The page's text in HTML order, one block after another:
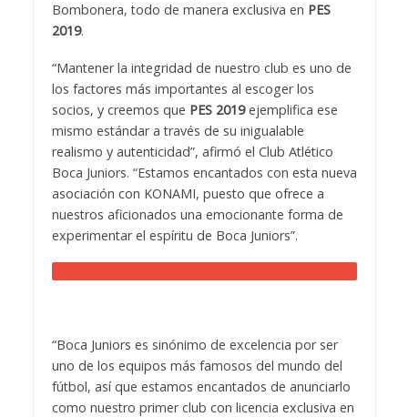
Bombonera, todo de manera exclusiva en PES
2019.
“Mantener la integridad de nuestro club es uno de
los factores más importantes al escoger los
socios, y creemos que PES 2019ejemplifica ese
mismo estándar a través de su inigualable
realismo y autenticidad”, afirmó el Club Atlético
Boca Juniors. “Estamos encantados con esta nueva
asociación con KONAMI, puesto que ofrece a
nuestros aficionados una emocionante forma de
experimentar el espíritu de Boca Juniors”.
“Boca Juniors es sinónimo de excelencia por ser
uno de los equipos más famosos del mundo del
fútbol, así que estamos encantados de anunciarlo
como nuestro primer club con licencia exclusiva en